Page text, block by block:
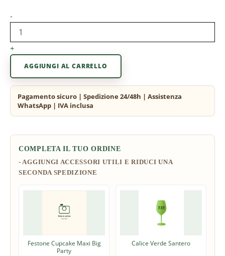
-
+
AGGIUNGI AL CARRELLO
COMPLETA IL TUO ORDINE
Festone Cupcake Maxi Big
Party
Calice Verde Santero